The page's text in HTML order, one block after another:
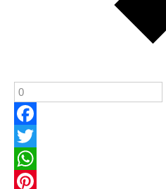
Facebook
Twitter
WhatsApp